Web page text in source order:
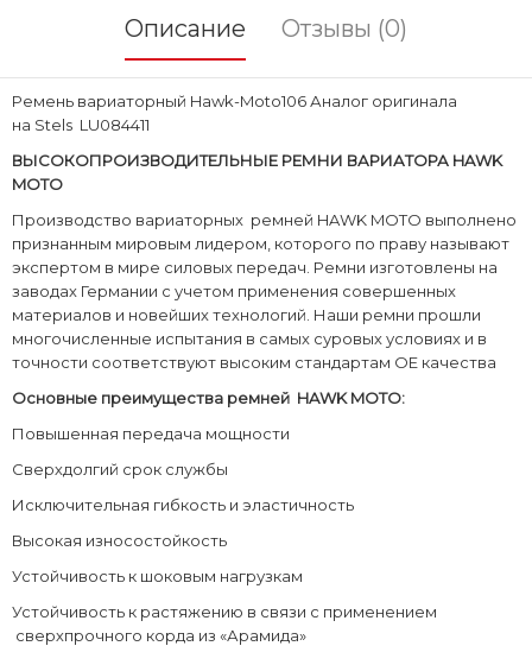
Описание Отзывы (0)
Ремень вариаторный Hawk-Moto106 Аналог оригинала
на Stels LU084411
ВЫСОКОПРОИЗВОДИТЕЛЬНЫЕ РЕМНИ ВАРИАТОРА HAWK
MOTO
Производство вариаторных ремней HAWK MOTO выполнено
признанным мировым лидером, которого по праву называют
экспертом в мире силовых передач. Ремни изготовлены на
заводах Германии с учетом применения совершенных
материалов и новейших технологий. Наши ремни прошли
многочисленные испытания в самых суровых условиях и в
точности соответствуют высоким стандартам ОЕ качества
Основные преимущества ремней HAWKMOTO:
Повышенная передача мощности
Сверхдолгий срок службы
Исключительная гибкость и эластичность
Высокая износостойкость
Устойчивость к шоковым нагрузкам
Устойчивость к растяжению в связи с применением
сверхпрочного корда из «Арамида»